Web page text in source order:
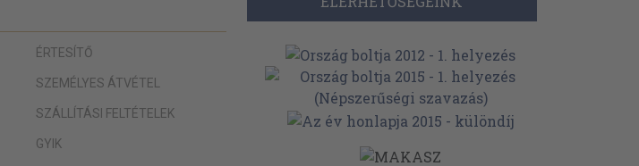
ÉRTESÍTŐ
SZEMÉLYES ÁTVÉTEL
SZÁLLÍTÁSI FELTÉTELEK
GYIK